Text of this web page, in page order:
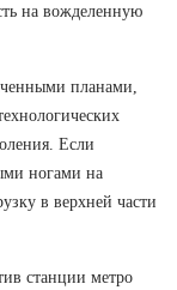
на вожделенную
планами,
Если
ногами на
в верхней части
станции метро